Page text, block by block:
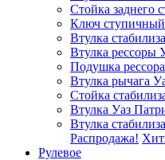
Стойка заднего
Ключ
Втулка
Втулка рессоры
Подушка
Втулка рычага
Стойка
Втулка Уаз
Втулка
Распродажа!
Рулевое